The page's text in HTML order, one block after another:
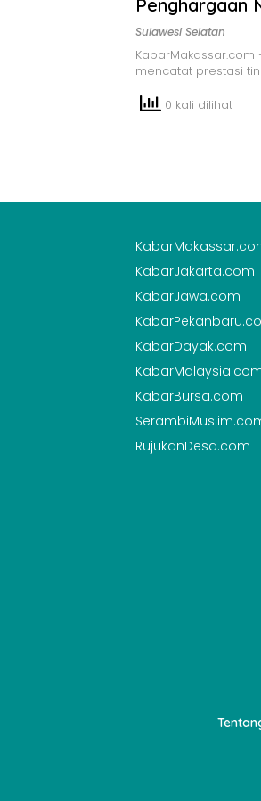
Penghargaan
Sulawesi Selatan
KabarMakassar.com
mencatat prestasi
0 kali dilihat
KabarJakarta.com
KabarJawa.com
KabarDayak.com
KabarBursa.com
RujukanDesa.com